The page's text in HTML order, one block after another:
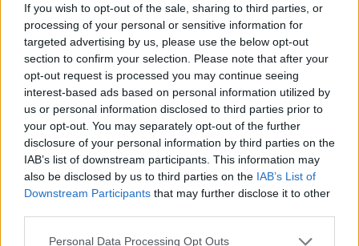
If you wish to opt-out of the sale, sharing to third parties, or
processing of your personal or sensitive information for
targeted advertising by us, please use the below opt-out
section to confirm your selection. Please note that after your
opt-out request is processed you may continue seeing
interest-based ads based on personal information utilized by
us or personal information disclosed to third parties prior to
your opt-out. You may separately opt-out of the further
disclosure of your personal information by third parties on the
IAB’s list of downstream participants. This information may
also be disclosed by us to third parties on the IAB’s List of
Downstream Participants that may further disclose it to other
Personal Data Processing Opt Outs
Ore 17.04 Joao Batista (Rodrigo Rezende
Meireles Meireles) Documentario
Internazionale Brasile
Ore 17.28 Ancora uno (Pasquale Cangiano – S.
Giorgio a Cremano (NA)) Corto Amatori
Ore 17.34 Un capodanno particolare (Carlos
Bouvier) Film Internazionale Spagna
Ore 17.47 Noi, cittadini del mondo (Dario Dalla